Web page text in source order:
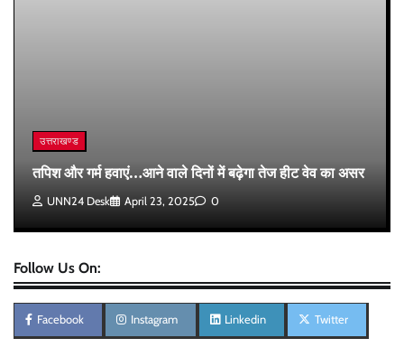
उत्तराखण्ड
तपिश और गर्म हवाएं…आने वाले दिनों में बढ़ेगा तेज हीट वेव का असर
UNN24 Desk April 23, 2025 0
Follow Us On:
Facebook Instagram Linkedin Twitter